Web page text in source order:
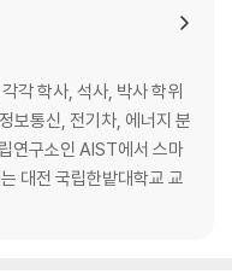
각 학사, 석사, 박사 학위
보통신, 전기차, 에너지 분
연구소인 AIST에서 스마
대전 국립한밭대학교 교